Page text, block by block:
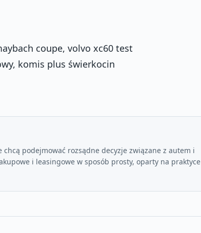
coupe, volvo xc60 test
komis plus świerkocin
podejmować rozsądne decyzje związane z autem i
i leasingowe w sposób prosty, oparty na praktyce